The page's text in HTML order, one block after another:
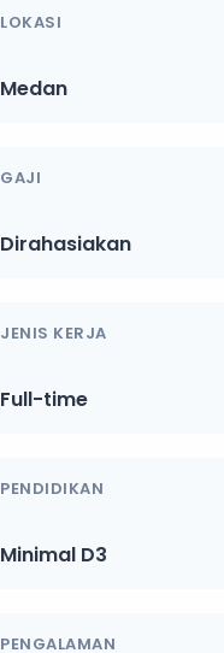
LOKASI
Medan
GAJI
Dirahasiakan
JENIS KERJA
Full-time
PENDIDIKAN
Minimal D3
PENGALAMAN